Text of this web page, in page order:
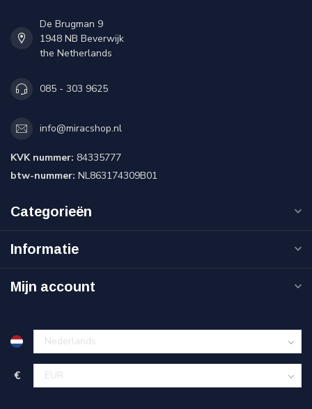
De Brugman 9
1948 NB Beverwijk
the Netherlands
085 - 303 9625
info@miracshop.nl
KVK nummer: 84335777
btw-nummer: NL863174309B01
Categorieën
Informatie
Mijn account
€